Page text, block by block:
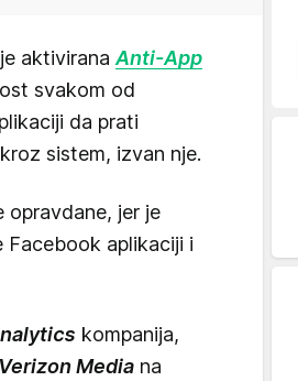
je aktiviranaAnti-App
svakom od
da prati
sistem, izvan nje.
opravdane, jer je
Facebook aplikaciji i
kompanija,
Verizon Media na